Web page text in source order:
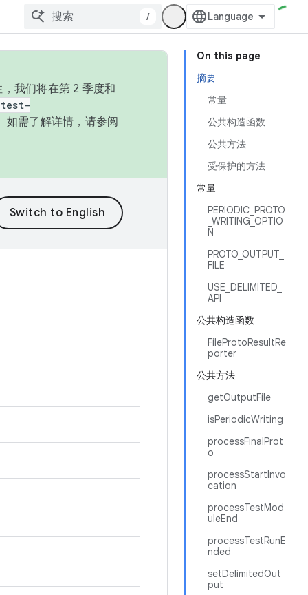
/
On this page
摘要
常量
公共构造函数
公共方法
受保护的方法
常量
PERIODIC_PROTO
_WRITING_OPTIO
N
PROTO_OUTPUT_
FILE
USE_DELIMITED_
API
公共构造函数
FileProtoResultRe
porter
公共方法
getOutputFile
isPeriodicWriting
processFinalProt
o
processStartInvo
cation
processTestMod
uleEnd
processTestRunE
nded
setDelimitedOut
put
我们将在第 2 季度和
如需了解详情，请参阅